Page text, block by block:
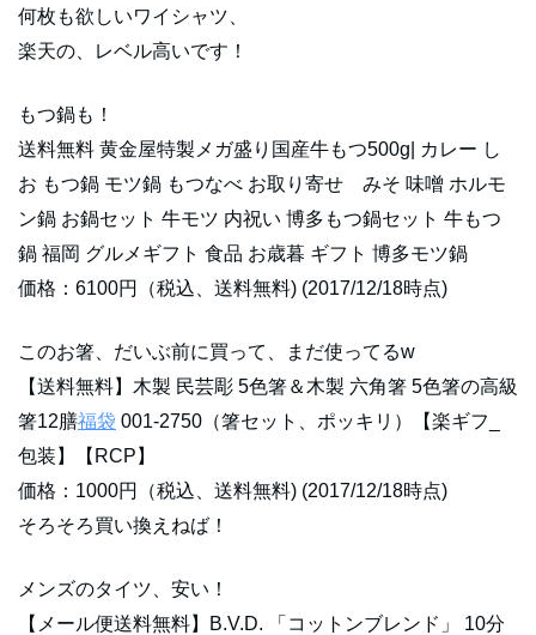
何枚も欲しいワイシャツ、
楽天の、レベル高いです！
もつ鍋も！
送料無料 黄金屋特製メガ盛り国産牛もつ500g| カレー し
お もつ鍋 モツ鍋 もつなべ お取り寄せ みそ 味噌 ホルモ
ン鍋 お鍋セット 牛モツ 内祝い 博多もつ鍋セット 牛もつ
鍋 福岡 グルメギフト 食品 お歳暮 ギフト 博多モツ鍋
価格：6100円（税込、送料無料) (2017/12/18時点)
このお箸、だいぶ前に買って、まだ使ってるw
【送料無料】木製 民芸彫 5色箸＆木製 六角箸 5色箸の高級
箸12膳福袋 001-2750（箸セット、ポッキリ）【楽ギフ_
包装】【RCP】
価格：1000円（税込、送料無料) (2017/12/18時点)
そろそろ買い換えねば！
メンズのタイツ、安い！
【メール便送料無料】B.V.D. 「コットンブレンド」 10分